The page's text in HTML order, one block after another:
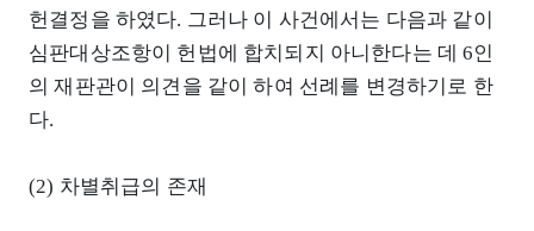
헌결정을 하였다. 그러나 이 사건에서는 다음과 같이
심판대상조항이 헌법에 합치되지 아니한다는 데 6인
의 재판관이 의견을 같이 하여 선례를 변경하기로 한
다.
(2) 차별취급의 존재